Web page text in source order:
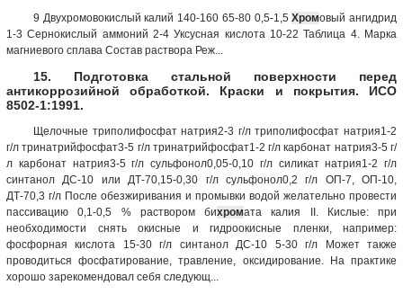
9 Двухромовокислый калий 140-160 65-80 0,5-1,5Хромовый ангидрид
1-3 Сернокислый аммоний 2-4 Уксусная кислота 10-22 Таблица 4. Марка
магниевого сплава Состав раствора Реж...
15. Подготовка стальной поверхности перед
антикоррозийной обработкой. Краски и покрытия. ИСО
8502-1:1991.
Щелочные триполифосфат натрия2-3 г/л триполифосфат натрия1-2
г/л тринатрийфосфат3-5 г/л тринатрийфосфат1-2 г/л карбонат натрия3-5 г/
л карбонат натрия3-5 г/л сульфонол0,05-0,10 г/л силикат натрия1-2 г/л
синтанол ДС-10 или ДТ-70,15-0,30 г/л сульфонол0,2 г/л ОП-7, ОП-10,
ДТ-70,3 г/л После обезжиривания и промывки водой желательно провести
пассивацию 0,1-0,5 % раствором бихромата калия II. Кислые: при
необходимости снять окисные и гидроокисные пленки, например:
фосфорная кислота 15-30 г/л синтанол ДС-10 5-30 г/л Может также
проводиться фосфатирование, травление, оксидирование. На практике
хорошо зарекомендовал себя следующ...